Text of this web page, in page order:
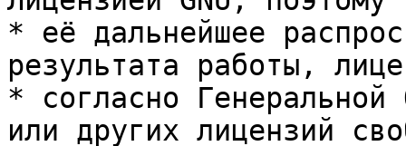
* её дальнейшее
результата работы,
* согласно Генеральной
или других лицензий